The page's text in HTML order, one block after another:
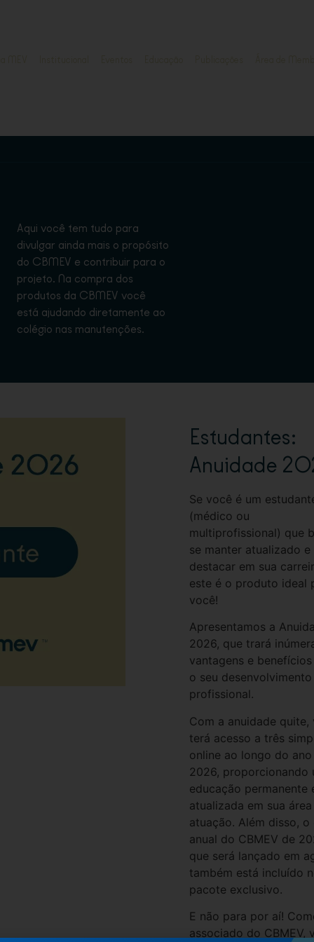
Aqui você tem tudo para
divulgar ainda mais o propósito
do CBMEV e contribuir para o
projeto. Na compra dos
produtos da CBMEV você
está ajudando diretamente ao
colégio nas manutenções.
Estudantes:
Anuidade
Se você é um
(médico ou
multiprofissional) que
se manter atualizado e
destacar em sua
este é o produto ideal
você!
Apresentamos a
2026, que trará
vantagens e
o seu desenvolvimento
profissional.
Com a anuidade quite,
terá acesso a três
online ao longo do
2026, proporcionando
educação permanente
atualizada em sua
atuação. Além disso, o
anual do CBMEV de
que será lançado em
também está incluído
pacote exclusivo.
E não para por aí!
associado do CBMEV,